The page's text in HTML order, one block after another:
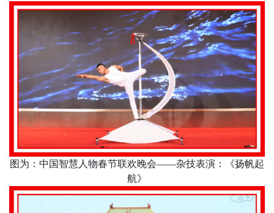
图为：中国智慧人物春节联欢晚会——杂技表演：《扬帆起
航》